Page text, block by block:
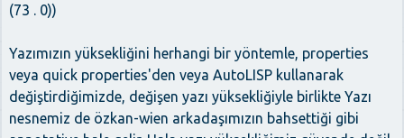
(73 . 0))
Yazımızın yüksekliğini herhangi bir yöntemle, properties
veya quick properties'den veya AutoLISP kullanarak
değiştirdiğimizde, değişen yazı yüksekliğiyle birlikte Yazı
nesnemiz de özkan-wien arkadaşımızın bahsettiği gibi